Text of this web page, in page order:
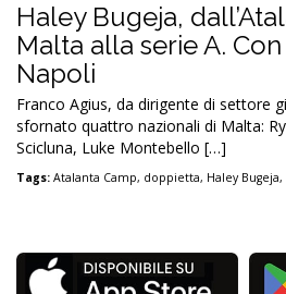
Haley Bugeja,
Malta alla serie A.
Napoli
Franco Agius, da dirigente di settore
sfornato quattro nazionali di Malta:
Scicluna, Luke Montebello […]
Tags: Atalanta Camp, doppietta, Haley Bugeja,